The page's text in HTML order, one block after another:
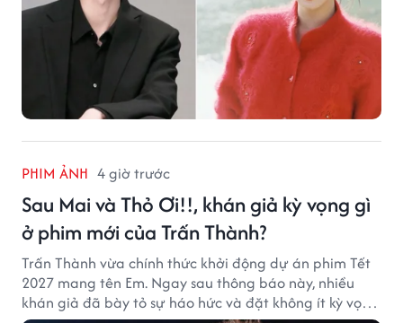
PHIM ẢNH 4 giờ trước
Sau Mai và Thỏ Ơi!!, khán giả kỳ vọng gì
ở phim mới của Trấn Thành?
Trấn Thành vừa chính thức khởi động dự án phim Tết
2027 mang tên Em. Ngay sau thông báo này, nhiều
khán giả đã bày tỏ sự háo hức và đặt không ít kỳ vọng